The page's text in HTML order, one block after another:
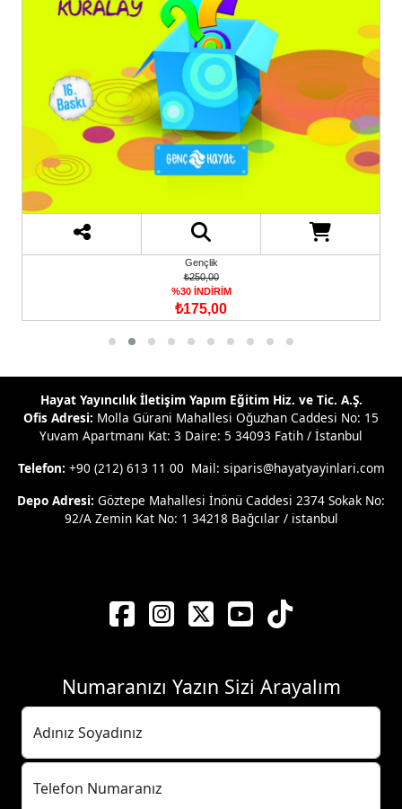
Gençlik
₺250,00
%30 İNDİRİM
₺175,00
Hayat Yayıncılık İletişim Yapım Eğitim Hiz. ve Tic. A.Ş.
Ofis Adresi: Molla Gürani Mahallesi Oğuzhan Caddesi No: 15
Yuvam Apartmanı Kat: 3 Daire: 5 34093 Fatih / İstanbul
Telefon: +90 (212) 613 11 00 Mail: siparis@hayatyayinlari.com
Depo Adresi: Göztepe Mahallesi İnönü Caddesi 2374 Sokak No:
92/A Zemin Kat No: 1 34218 Bağcılar / istanbul
Numaranızı Yazın Sizi Arayalım
Adınız Soyadınız
Telefon Numaranız